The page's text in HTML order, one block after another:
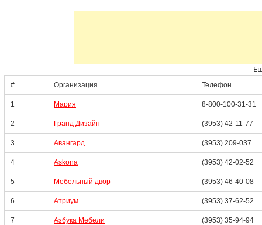
# Организация Телефон
1 Мария 8-800-100-31-31
2 Гранд Дизайн (3953) 42-11-77
3 Авангард (3953) 209-037
4 Askona (3953) 42-02-52
5 Мебельный двор (3953) 46-40-08
6 Атриум (3953) 37-62-52
7 Азбука Мебели (3953) 35-94-94